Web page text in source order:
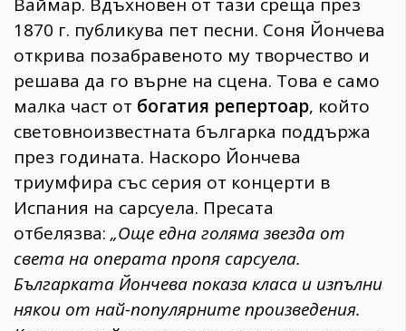
Ваймар. Вдъхновен от тази среща през
1870 г. публикува пет песни. Соня Йончева
открива позабравеното му творчество и
решава да го върне на сцена. Това е само
малка част от богатия репертоар, който
световноизвестната българка поддържа
през годината. Наскоро Йончева
триумфира със серия от концерти в
Испания на сарсуела. Пресата
отбелязва:„Още една голяма звезда от
света на операта пропя сарсуела.
Българката Йончева показа класа и изпълни
някои от най-популярните произведения.